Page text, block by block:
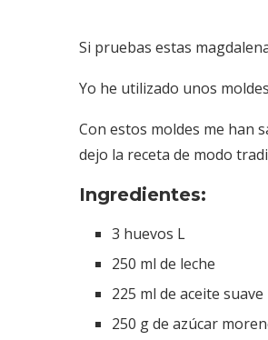
Si pruebas estas
Yo he utilizado unos
Con estos moldes me han
dejo la receta de modo
Ingredientes:
3 huevos L
250 ml de leche
225 ml de aceite suave
250 g de azúcar